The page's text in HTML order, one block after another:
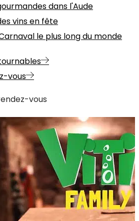
dans l'Aude
vins en fête
le plus long du monde
vous
vous